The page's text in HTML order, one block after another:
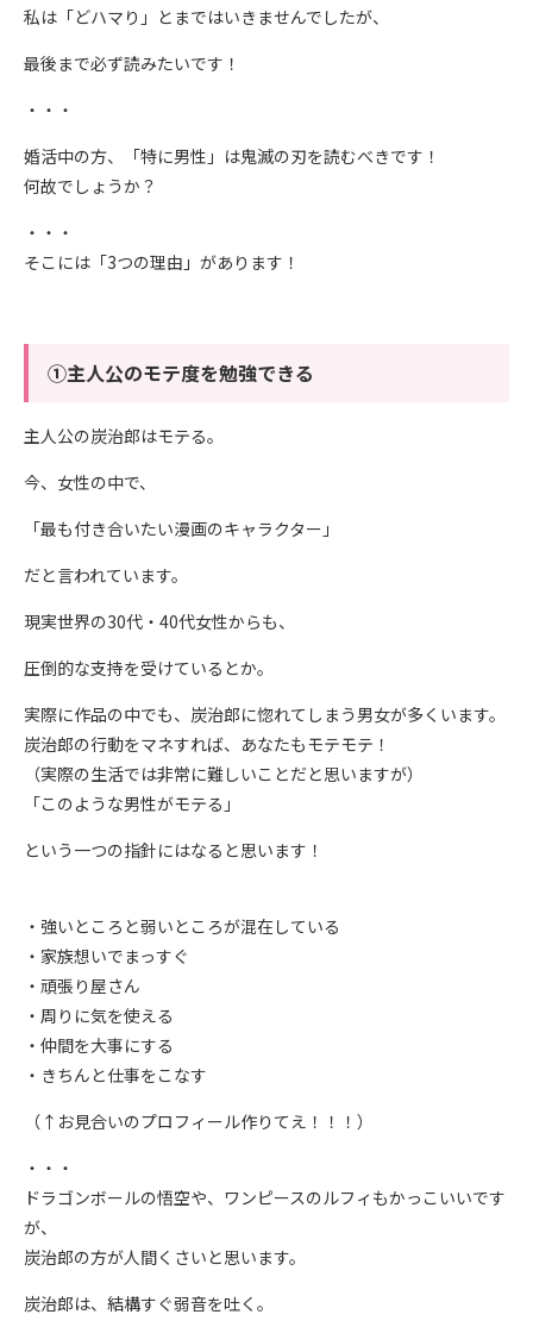
私は「どハマり」とまではいきませんでしたが、
最後まで必ず読みたいです！
・・・
婚活中の方、「特に男性」は鬼滅の刃を読むべきです！
何故でしょうか？
・・・
そこには「3つの理由」があります！
①主人公のモテ度を勉強できる
主人公の炭治郎はモテる。
今、女性の中で、
「最も付き合いたい漫画のキャラクター」
だと言われています。
現実世界の30代・40代女性からも、
圧倒的な支持を受けているとか。
実際に作品の中でも、炭治郎に惚れてしまう男女が多くいます。
炭治郎の行動をマネすれば、あなたもモテモテ！
（実際の生活では非常に難しいことだと思いますが）
「このような男性がモテる」
という一つの指針にはなると思います！
・強いところと弱いところが混在している
・家族想いでまっすぐ
・頑張り屋さん
・周りに気を使える
・仲間を大事にする
・きちんと仕事をこなす
（↑お見合いのプロフィール作りてえ！！！）
・・・
ドラゴンボールの悟空や、ワンピースのルフィもかっこいいです
が、
炭治郎の方が人間くさいと思います。
炭治郎は、結構すぐ弱音を吐く。